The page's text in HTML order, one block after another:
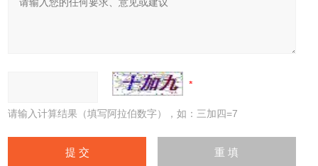
请输入计算结果（填写阿拉伯数字），如：三加四=7